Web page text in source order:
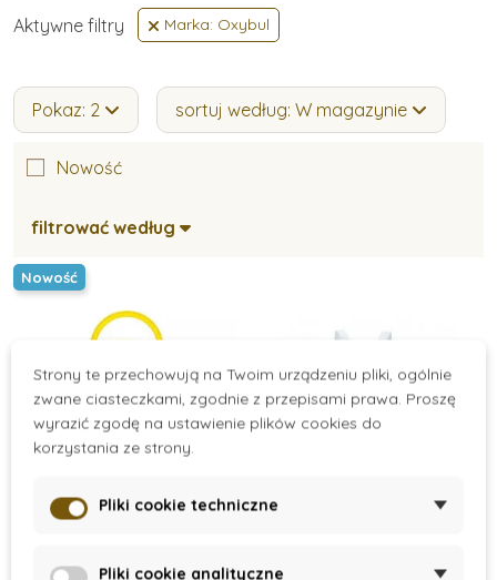
Aktywne filtry Marka: Oxybul
Pokaz: 2 sortuj według: W magazynie
filtrować według
Nowość
Nowość
Box na výrobu bublin
Plażowy plecak z
Strony te przechowują na Twoim urządzeniu pliki, ogólnie
zwane ciasteczkami, zgodnie z przepisami prawa. Proszę
wyrazić zgodę na ustawienie plików cookies do
korzystania ze strony.
Pliki cookie techniczne
Pliki cookie analityczne